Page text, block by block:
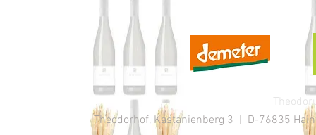
Theodorhof, Kastanienberg 3 | D-76835